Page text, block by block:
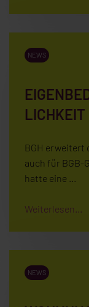
NEWS
BGH erweitert
auch für BGB-
hatte eine …
Weiterlesen...
NEWS